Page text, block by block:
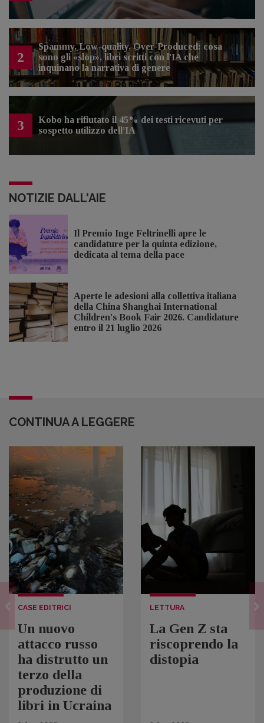
2
Spammy, Low-quality, Over-Produced: cosa
sono gli «slop», libri scritti con l'IA che
inquinano la narrativa di genere
3
Kobo ha rifiutato il 45% dei testi ricevuti per
sospetto utilizzo dell’IA
NOTIZIE DALL'AIE
Il Premio Inge Feltrinelli apre le
candidature per la quinta edizione,
dedicata al tema della pace
Aperte le adesioni alla collettiva italiana
della China Shanghai International
Children's Book Fair 2026. Candidature
entro il 21 luglio 2026
CONTINUA A LEGGERE
CASE EDITRICI
Un nuovo
attacco russo
ha distrutto un
terzo della
produzione di
libri in Ucraina
LETTURA
La Gen Z sta
riscoprendo la
distopia